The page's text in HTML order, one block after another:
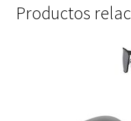
Productos